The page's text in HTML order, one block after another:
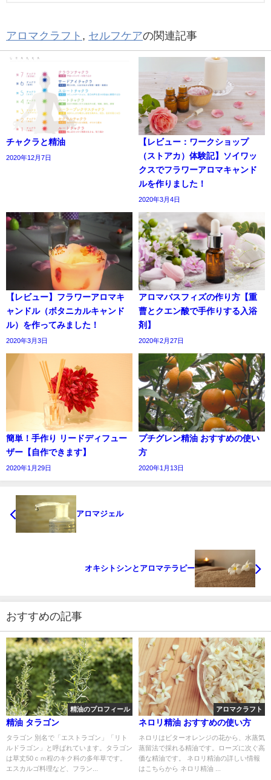
アロマクラフト セルフケアの関連記事
チャクラと精油
2020年12月7日
【レビュー：ワークショップ
（ストアカ）体験記】ソイワッ
クスでフラワーアロマキャンド
ルを作りました！
2020年3月4日
【レビュー】フラワーアロマキ
ャンドル（ボタニカルキャンド
ル）を作ってみました！
2020年3月3日
アロマバスフィズの作り方【重
曹とクエン酸で手作りする入浴
剤】
2020年2月27日
簡単！手作り リードディフュー
ザー【自作できます】
2020年1月29日
プチグレン精油 おすすめの使い
方
2020年1月13日
アロマジェル
オキシトシンとアロマテラピー
おすすめの記事
精油のプロフィール
精油 タラゴン
タラゴン 別名で「エストラゴン」「リト
ルドラゴン」と呼ばれています。タラゴン
は草丈50ｃｍ程のキク科の多年草です。
エスカルゴ料理など、フラン...
アロマクラフト
ネロリ精油 おすすめの使い方
ネロリはビターオレンジの花から、水蒸気
蒸留法で採れる精油です。ローズに次ぐ高
価な精油です。 ネロリ精油の詳しい情報
はこちらから ネロリ精油 ...